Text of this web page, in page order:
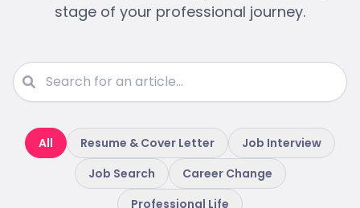
stage of your professional journey.
All Resume & Cover Letter
Job Interview
Job Search
Career Change
Professional Life